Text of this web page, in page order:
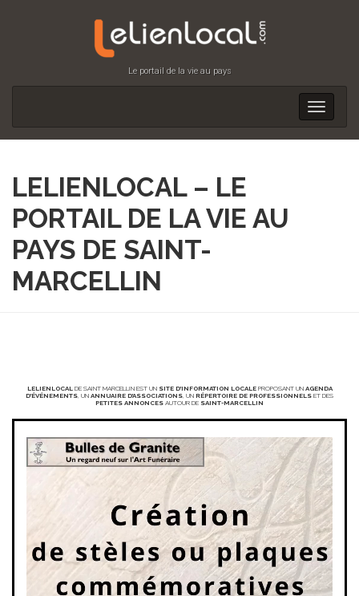
Le portail de la vie au pays
Toggle
LELIENLOCAL – LE
PORTAIL DE LA VIE AU
PAYS DE SAINT-
MARCELLIN
LELIENLOCALDE SAINT MARCELLIN EST UN SITE D’INFORMATION LOCALEPROPOSANT UN AGENDA
D’ÉVÉNEMENTS, UN ANNUAIRE D’ASSOCIATIONS, UN RÉPERTOIRE DE PROFESSIONNELS ET DES
PETITES ANNONCES AUTOUR DE SAINT-MARCELLIN